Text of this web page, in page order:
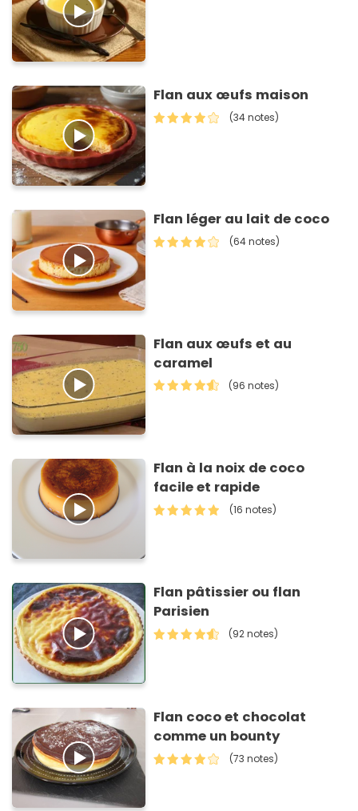
Flan aux œufs maison
(34 notes)
Flan léger au lait de coco
(64 notes)
Flan aux œufs et au
caramel
(96 notes)
Flan à la noix de coco
facile et rapide
(16 notes)
Flan pâtissier ou flan
Parisien
(92 notes)
Flan coco et chocolat
comme un bounty
(73 notes)